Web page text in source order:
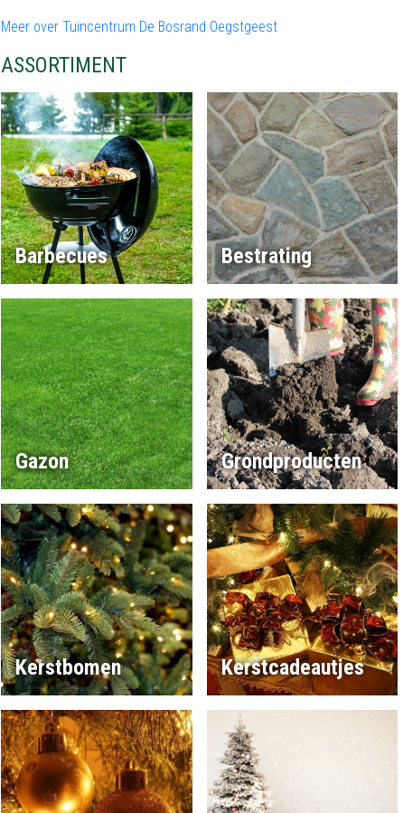
Meer over Tuincentrum De Bosrand Oegstgeest
ASSORTIMENT
Barbecues Bestrating
Gazon Grondproducten
Kerstbomen Kerstcadeautjes